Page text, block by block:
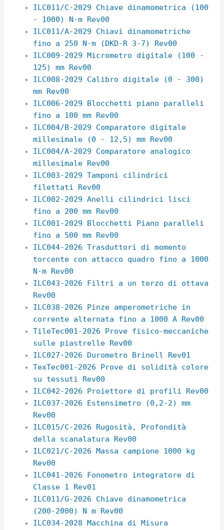
ILC011/C-2029 Chiave dinamometrica (100
- 1000) N·m Rev00
ILC011/A-2029 Chiavi dinamometriche
fino a 250 N·m (DKD-R 3-7) Rev00
ILC009-2029 Micrometro digitale (100 -
125) mm Rev00
ILC008-2029 Calibro digitale (0 - 300)
mm Rev00
ILC006-2029 Blocchetti piano paralleli
fino a 100 mm Rev00
ILC004/B-2029 Comparatore digitale
millesimale (0 - 12,5) mm Rev00
ILC004/A-2029 Comparatore analogico
millesimale Rev00
ILC003-2029 Tamponi cilindrici
filettati Rev00
ILC002-2029 Anelli cilindrici lisci
fino a 200 mm Rev00
ILC001-2029 Blocchetti Piano paralleli
fino a 500 mm Rev00
ILC044-2026 Trasduttori di momento
torcente con attacco quadro fino a 1000
N·m Rev00
ILC043-2026 Filtri a un terzo di ottava
Rev00
ILC038-2026 Pinze amperometriche in
corrente alternata fino a 1000 A Rev00
TileTec001-2026 Prove fisico-meccaniche
sulle piastrelle Rev00
ILC027-2026 Durometro Brinell Rev01
TexTec001-2026 Prove di solidità colore
su tessuti Rev00
ILC042-2026 Proiettore di profili Rev00
ILC037-2026 Estensimetro (0,2-2) mm
Rev00
ILC015/C-2026 Rugosità, Profondità
della scanalatura Rev00
ILC021/C-2026 Massa campione 1000 kg
Rev00
ILC041-2026 Fonometro integratore di
Classe 1 Rev01
ILC011/G-2026 Chiave dinamometrica
(200-2000) N m Rev00
ILC034-2028 Macchina di Misura